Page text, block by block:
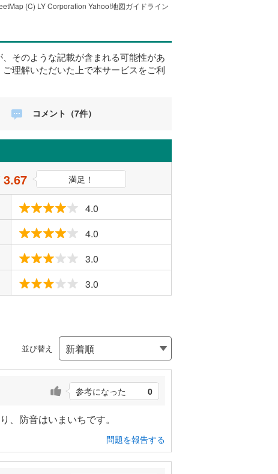
(C) LY Corporation Yahoo!地図ガイドライン
そのような記載が含まれる可能性があ
理解いただいた上で本サービスをご利
コメント（7件）
3.67 満足！
4.0
4.0
3.0
3.0
並び替え
参考になった 0
防音はいまいちです。
問題を報告する